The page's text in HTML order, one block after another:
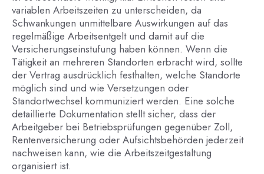
variablen Arbeitszeiten zu unterscheiden, da
Schwankungen unmittelbare Auswirkungen auf das
regelmäßige Arbeitsentgelt und damit auf die
Versicherungseinstufung haben können. Wenn die
Tätigkeit an mehreren Standorten erbracht wird, sollte
der Vertrag ausdrücklich festhalten, welche Standorte
möglich sind und wie Versetzungen oder
Standortwechsel kommuniziert werden. Eine solche
detaillierte Dokumentation stellt sicher, dass der
Arbeitgeber bei Betriebsprüfungen gegenüber Zoll,
Rentenversicherung oder Aufsichtsbehörden jederzeit
nachweisen kann, wie die Arbeitszeitgestaltung
organisiert ist.